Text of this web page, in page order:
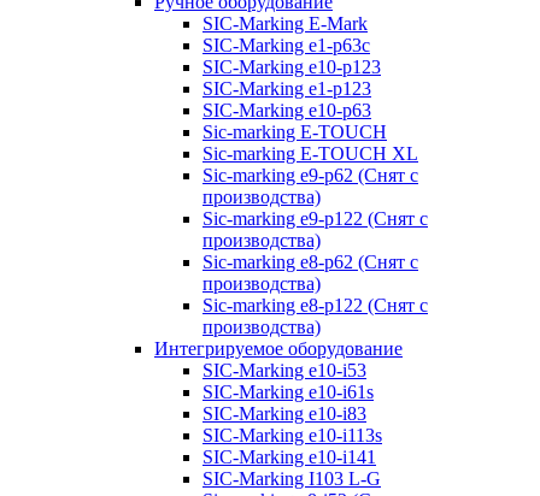
SIC-Marking E-Mark
SIC-Marking e1-p63с
SIC-Marking e10-p123
SIC-Marking e1-p123
SIC-Marking e10-p63
Sic-marking E-TOUCH
Sic-marking E-TOUCH XL
Sic-marking e9-p62 (Снят с
производства)
Sic-marking e9-p122 (Снят с
производства)
Sic-marking e8-p62 (Снят с
производства)
Sic-marking e8-p122 (Снят с
производства)
Интегрируемое оборудование
SIC-Marking e10-i53
SIC-Marking e10-i61s
SIC-Marking e10-i83
SIC-Marking e10-i113s
SIC-Marking e10-i141
SIC-Marking I103 L-G